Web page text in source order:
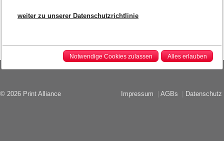
Impressum AGBs Datenschutz
© 2026 Print Alliance
weiter zu unserer Datenschutzrichtlinie
Notwendige Cookies zulassen Alles erlauben